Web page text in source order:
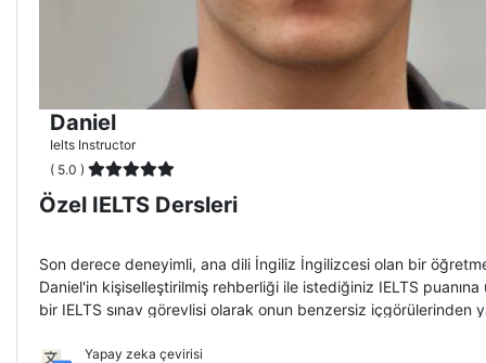
Daniel
Ielts Instructor
( 5.0 )
Özel IELTS Dersleri
Son derece deneyimli, ana dili İngiliz İngilizcesi olan bir
Daniel'in kişiselleştirilmiş rehberliği ile istediğiniz IELTS puanına
bir IELTS sınav görevlisi olarak onun benzersiz içgörülerinden
Yapay zeka çevirisi